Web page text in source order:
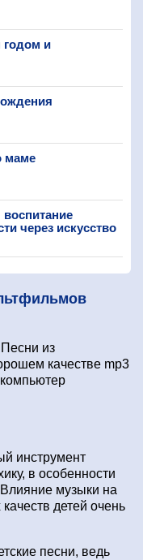
и
маме
через искусство
из
качестве mp3
инструмент
в особенности
музыки на
детей очень
песни, ведь